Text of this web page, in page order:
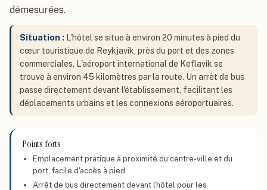
démesurées.
Situation : L'hôtel se situe à environ 20 minutes à pied du
cœur touristique de Reykjavik, près du port et des zones
commerciales. L'aéroport international de Keflavik se
trouve à environ 45 kilomètres par la route. Un arrêt de bus
passe directement devant l'établissement, facilitant les
déplacements urbains et les connexions aéroportuaires.
Points forts
Emplacement pratique à proximité du centre-ville et du
port, facile d'accès à pied
Arrêt de bus directement devant l'hôtel pour les